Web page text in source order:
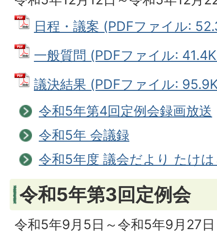
日程・議案 (PDFファイル:
一般質問 (PDFファイル:
議決結果 (PDFファイル:
令和5年第4回定例会録画放送
令和5年 会議録
令和5年度 議会だより たけ
令和5年第3回定例会
令和5年9月5日～令和5年9月27日